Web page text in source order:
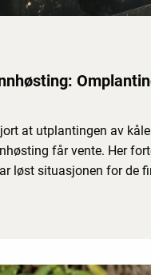
at utplantingen av
får vente. Her
løst situasjonen for de